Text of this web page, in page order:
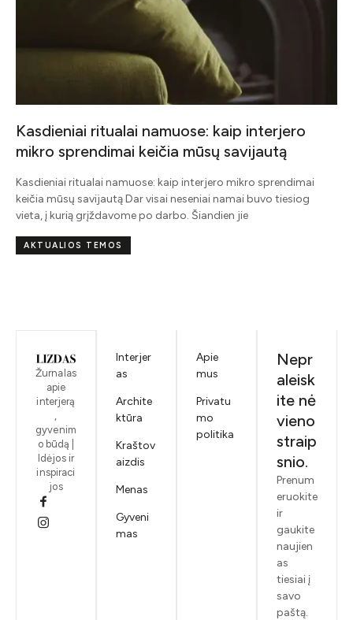
Kasdieniai ritualai namuose: kaip interjero
mikro sprendimai keičia mūsų savijautą
Kasdieniai ritualai namuose: kaip interjero mikro sprendimai
keičia mūsų savijautą Dar visai neseniai namai buvo tiesiog
vieta, į kurią grįždavome po darbo. Šiandien jie
AKTUALIOS TEMOS
Žurnalas
apie
interjerą
gyvenim
o būdą |
Idėjos ir
inspiraci
jos
Interjer
as
Archite
ktūra
Kraštov
aizdis
Menas
Gyveni
mas
Apie
mus
Privatu
mo
politika
Nepr
aleisk
ite nė
vieno
straip
snio.
Prenum
eruokite
ir
gaukite
naujien
as
tiesiai į
savo
paštą.